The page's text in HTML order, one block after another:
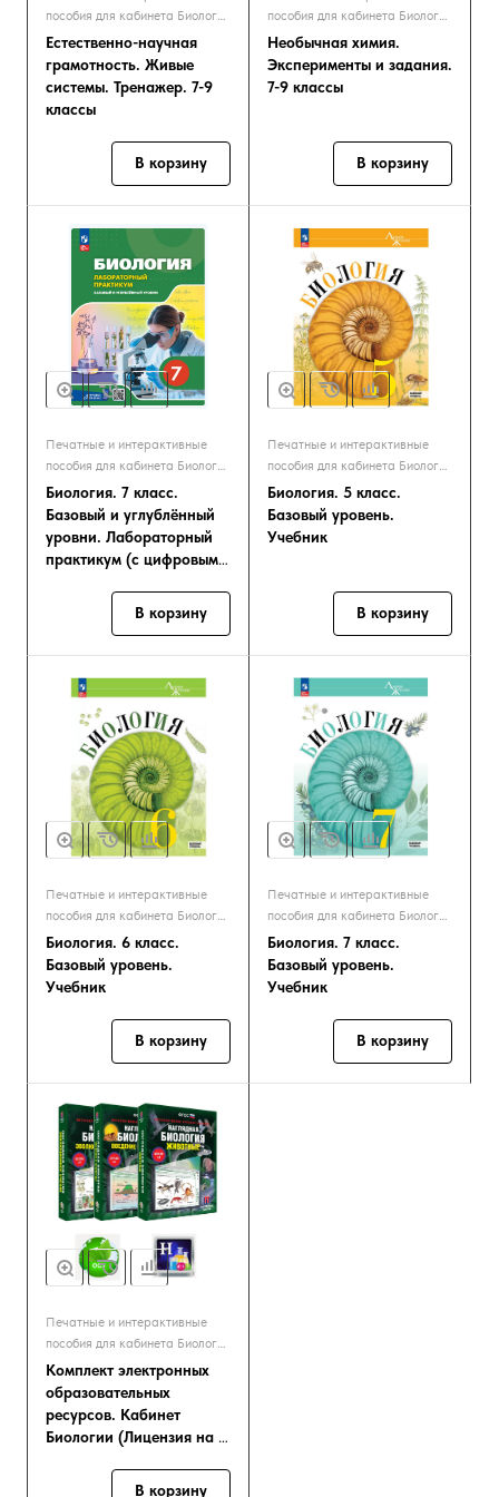
пособия для кабинета Биологии
и Экологии
Естественно-научная
грамотность. Живые
системы. Тренажер. 7-9
классы
В корзину
пособия для кабинета Биологии
и Экологии
Необычная химия.
Эксперименты и задания.
7-9 классы
В корзину
Печатные и интерактивные
пособия для кабинета Биологии
и Экологии
Биология. 7 класс.
Базовый и углублённый
уровни. Лабораторный
практикум (с цифровым
В корзину
Печатные и интерактивные
пособия для кабинета Биологии
и Экологии
Биология. 5 класс.
Базовый уровень.
Учебник
В корзину
Печатные и интерактивные
пособия для кабинета Биологии
и Экологии
Биология. 6 класс.
Базовый уровень.
Учебник
В корзину
Печатные и интерактивные
пособия для кабинета Биологии
и Экологии
Биология. 7 класс.
Базовый уровень.
Учебник
В корзину
Печатные и интерактивные
пособия для кабинета Биологии
и Экологии
Комплект электронных
образовательных
ресурсов. Кабинет
Биологии (Лицензия на 1
В корзину